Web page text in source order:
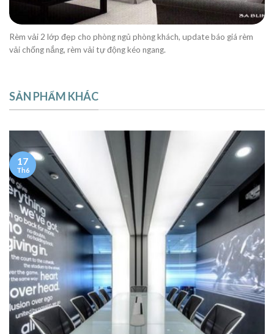
Rèm vải 2 lớp đẹp cho phòng ngủ phòng khách, update báo giá rèm
vải chống nắng, rèm vải tự động kéo ngang.
SẢN PHẨM KHÁC
17
Th6